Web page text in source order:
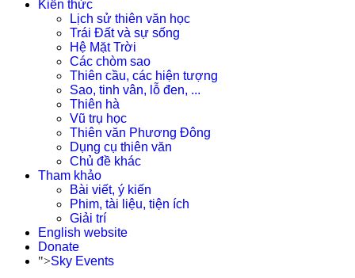
Kiến thức
Lịch sử thiên văn học
Trái Đất và sự sống
Hệ Mặt Trời
Các chòm sao
Thiên cầu, các hiện tượng
Sao, tinh vân, lỗ đen, ...
Thiên hà
Vũ trụ học
Thiên văn Phương Đông
Dụng cụ thiên văn
Chủ đề khác
Tham khảo
Bài viết, ý kiến
Phim, tài liệu, tiện ích
Giải trí
English website
Donate
">Sky Events